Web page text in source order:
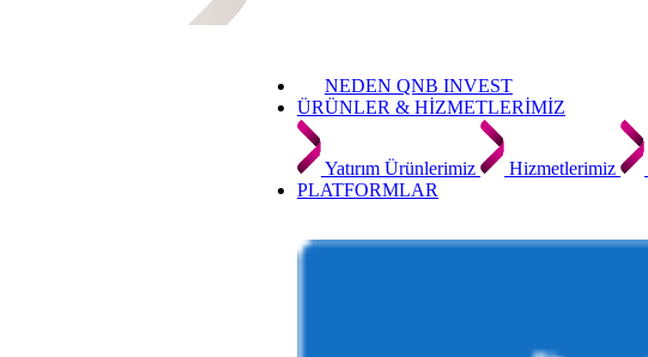
NEDEN QNB INVEST
ÜRÜNLER & HİZMETLERİMİZ
Yatırım Ürünlerimiz Hizmetlerimiz
PLATFORMLAR